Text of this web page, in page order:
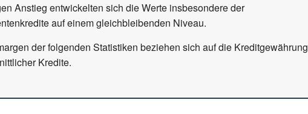
Anstieg entwickelten sich die Werte insbesondere der
auf einem gleichbleibenden Niveau.
der folgenden Statistiken beziehen sich auf die Kreditgewährung
Kredite.